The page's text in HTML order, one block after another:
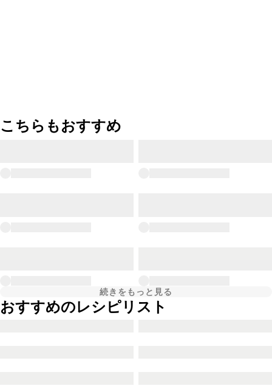
こちらもおすすめ
続きをもっと見る
おすすめのレシピリスト